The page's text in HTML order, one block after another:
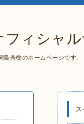
フィシャル
秀樹のホームページです。